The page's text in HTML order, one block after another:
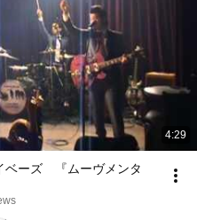
4:29
ベーズ 『ムーヴメンタ